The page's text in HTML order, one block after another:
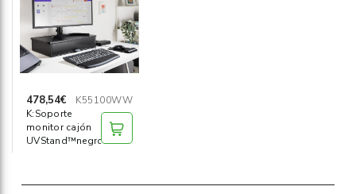
478,54€
K55100WW
K:Soporte
monitor cajón
UVStand™negro